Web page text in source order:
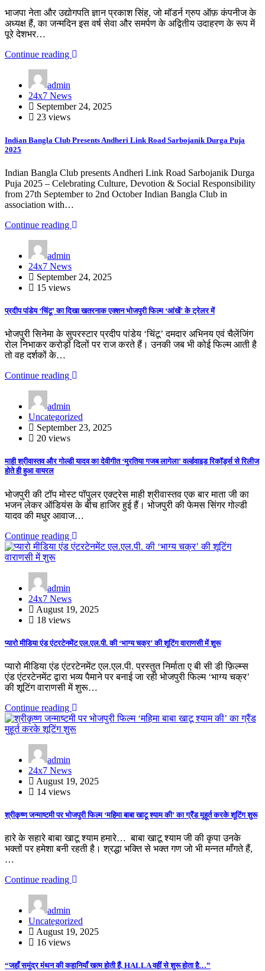
भाजपा नेता और उद्योगपति ज्ञान प्रकाश सिंह, जो मॉडर्न ग्रुप ऑफ़ कंपनीज के
अध्यक्ष हैं, का जन्मदिन इस वर्ष सेवा और समर्पण के अद्वितीय उदाहरण के रूप में
पूरे देशभर…
Continue reading
admin
24x7 News
September 24, 2025
23 views
Indian Bangla Club Presents Andheri Link Road Sarbojanik Durga Puja
2025
Indian Bangla Club presents Andheri Link Road Sarbojanik Durga
Puja 2025 – Celebrating Culture, Devotion & Social Responsibility
from 27th September to 2nd October Indian Bangla Club in
association with…
Continue reading
admin
24x7 News
September 24, 2025
15 views
प्रदीप पांडेय ‘चिंटू’ का दिखा खतरनाक एक्शन भोजपुरी फिल्म ‘आंखें’ के ट्रेलर में
भोजपुरी सिनेमा के सुपरस्टार प्रदीप पांडेय ‘चिंटू’ दमदार अभिनय एवं चैलेंजिंग
रोल निभाकर करोड़ों दिलों पर राज करते हैं। उनकी जब भी कोई फिल्म आती है
तो वह दर्शकों के…
Continue reading
admin
Uncategorized
September 23, 2025
20 views
माही श्रीवास्तव और गोल्डी यादव का देवीगीत ‘मुरतिया गजब लागेला’ वर्ल्डवाइड रिकॉर्ड्स से रिलीज
होते ही हुआ वायरल
भोजपुरी की टॉप मोस्ट पॉपुलर एक्ट्रेस माही श्रीवास्तव एक बार माता जी का
भजन लेकर ऑडियंस के बीच हाजिर हुई हैं। भोजपुरी की फेमस सिंगर गोल्डी
यादव की मधुर आवाज…
Continue reading
admin
24x7 News
August 19, 2025
18 views
प्यारो मीडिया एंड एंटरटेनमेंट एल.एल.पी. की ‘भाग्य चक्र’ की शूटिंग वाराणसी में शुरू
प्यारो मीडिया एंड एंटरटेनमेंट एल.एल.पी. प्रस्तुत निर्माता ए बी सी डी फ़िल्म्स
एंड एंटरटेनमेंट द्वारा भव्य पैमाने पर बनाई जा रही भोजपुरी फिल्म ‘भाग्य चक्र’
की शूटिंग वाराणसी में शुरू…
Continue reading
admin
24x7 News
August 19, 2025
14 views
श्रीकृष्ण जन्माष्टमी पर भोजपुरी फिल्म ‘महिमा बाबा खाटू श्याम की’ का ग्रैंड मुहूर्त करके शूटिंग शुरू
हारे के सहारे बाबा खाटू श्याम हमारे… बाबा खाटू श्याम जी की कृपा उनके
भक्तों पर हमेशा बनी रहती है। श्रद्धा भक्ति से भक्त गण जो भी मन्नत माँगते हैं,
…
Continue reading
admin
Uncategorized
August 19, 2025
16 views
“जहाँ समुंद्र मंथन की कहानियाँ खत्म होती हैं, HALLA वहीं से शुरू होता है…”